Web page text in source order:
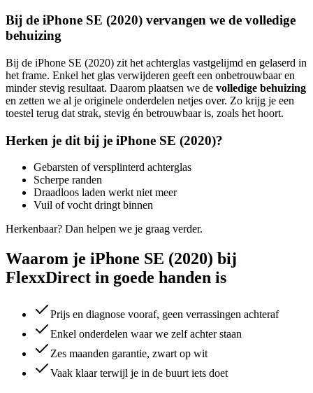
Bij de iPhone SE (2020) vervangen we de volledige
behuizing
Bij de iPhone SE (2020) zit het achterglas vastgelijmd en gelaserd in
het frame. Enkel het glas verwijderen geeft een onbetrouwbaar en
minder stevig resultaat. Daarom plaatsen we de volledige behuizing
en zetten we al je originele onderdelen netjes over. Zo krijg je een
toestel terug dat strak, stevig én betrouwbaar is, zoals het hoort.
Herken je dit bij je iPhone SE (2020)?
Gebarsten of versplinterd achterglas
Scherpe randen
Draadloos laden werkt niet meer
Vuil of vocht dringt binnen
Herkenbaar? Dan helpen we je graag verder.
Waarom je iPhone SE (2020) bij
FlexxDirect in goede handen is
Prijs en diagnose vooraf, geen verrassingen achteraf
Enkel onderdelen waar we zelf achter staan
Zes maanden garantie, zwart op wit
Vaak klaar terwijl je in de buurt iets doet